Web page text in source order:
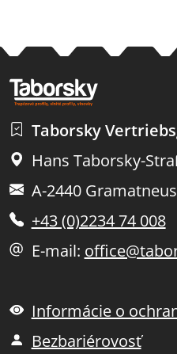
Taborsky
Hans Taborsky-
A-2440
+43 (0)2234 74 008
E-mail:
Informácie o
Bezbariérovosť